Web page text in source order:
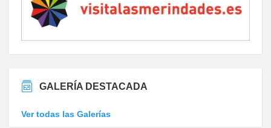
GALERÍA DESTACADA
Ver todas las Galerías